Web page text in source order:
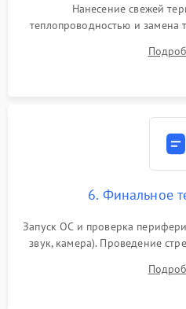
Нанесение свежей
теплопроводностью и замена
шлейфов, модулей памяти и
6. Финальное
Запуск ОС и проверка
звук, камера). Проведение
для контроля
системы под